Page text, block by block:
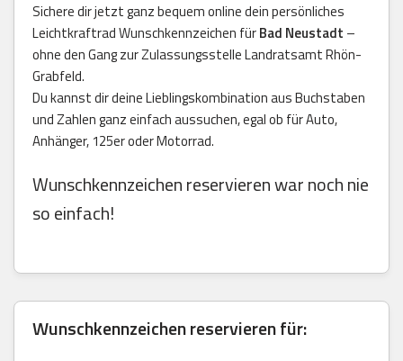
Sichere dir jetzt ganz bequem online dein persönliches
Leichtkraftrad Wunschkennzeichen fürBad Neustadt –
ohne den Gang zur Zulassungsstelle Landratsamt Rhön-
Grabfeld.
Du kannst dir deine Lieblingskombination aus Buchstaben
und Zahlen ganz einfach aussuchen, egal ob für Auto,
Anhänger, 125er oder Motorrad.
Wunschkennzeichen reservieren war noch nie
so einfach!
Wunschkennzeichen reservieren für: